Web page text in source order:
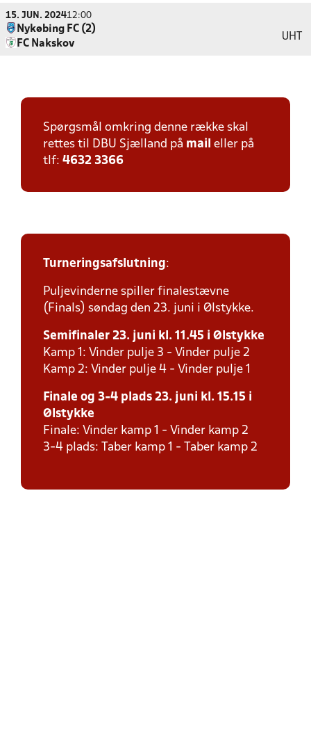
15. JUN. 202412:00
Nykøbing FC (2)
FC Nakskov
UHT
Spørgsmål omkring denne række skal
rettes til DBU Sjælland på mail eller på
tlf: 4632 3366
Turneringsafslutning:
Puljevinderne spiller finalestævne
(Finals) søndag den 23. juni i Ølstykke.
Semifinaler 23. juni kl. 11.45 i Ølstykke
Kamp 1: Vinder pulje 3 - Vinder pulje 2
Kamp 2: Vinder pulje 4 - Vinder pulje 1
Finale og 3-4 plads 23. juni kl. 15.15 i
Ølstykke
Finale: Vinder kamp 1 - Vinder kamp 2
3-4 plads: Taber kamp 1 - Taber kamp 2